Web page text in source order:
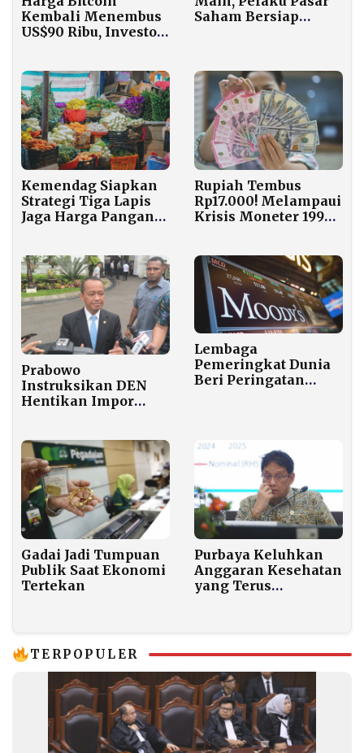
Kembali Menembus
US$90 Ribu, Investor
Bunga Fed B
Saham Bersiap
Kemendag Siapkan
Strategi Tiga Lapis
Jaga Harga Pangan
Rupiah Tembus
Rp17.000! Melampaui
Krisis Moneter 1998
Prabowo
Instruksikan DEN
Hentikan Impor
Energi
Lembaga
Pemeringkat Dunia
Beri Peringatan
Gadai Jadi Tumpuan
Publik Saat Ekonomi
Tertekan
Purbaya Keluhkan
Anggaran Kesehatan
yang Terus
TERPOPULER